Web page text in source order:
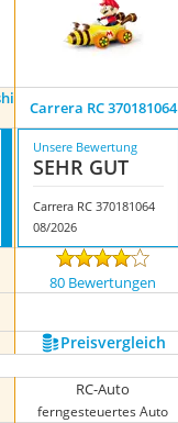
Carrera RC 370181064
Unsere Bewertung
SEHR GUT
Carrera RC 370181064
08/2026
80 Bewertungen
Preis­vergleich
RC-Auto
ferngesteuertes Auto